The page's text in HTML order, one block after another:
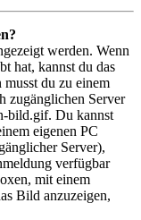
werden. Wenn
hat, kannst du das
du zu einem
zugänglichen Server
bild.gif. Du kannst
eigenen PC
Server),
verfügbar
mit einem
Bild anzuzeigen,